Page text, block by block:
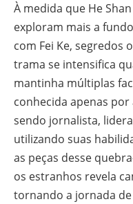
À medida que He
exploram mais a
com Fei Ke, segredos
trama se intensifica
mantinha múltiplas
conhecida apenas por
sendo jornalista,
utilizando suas
as peças desse
os estranhos revela
tornando a jornada